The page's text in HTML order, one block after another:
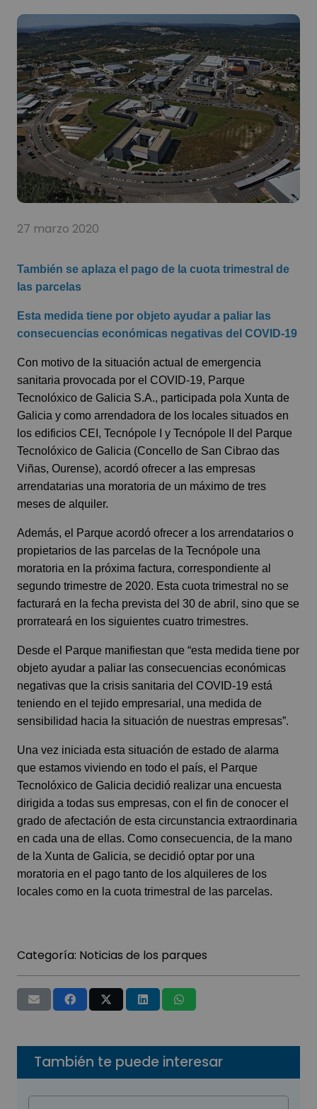
27 marzo 2020
También se aplaza el pago de la cuota trimestral de
las parcelas
Esta medida tiene por objeto ayudar a paliar las
consecuencias económicas negativas del COVID-19
Con motivo de la situación actual de emergencia
sanitaria provocada por el COVID-19, Parque
Tecnolóxico de Galicia S.A., participada pola Xunta de
Galicia y como arrendadora de los locales situados en
los edificios CEI, Tecnópole I y Tecnópole II del Parque
Tecnolóxico de Galicia (Concello de San Cibrao das
Viñas, Ourense), acordó ofrecer a las empresas
arrendatarias una moratoria de un máximo de tres
meses de alquiler.
Además, el Parque acordó ofrecer a los arrendatarios o
propietarios de las parcelas de la Tecnópole una
moratoria en la próxima factura, correspondiente al
segundo trimestre de 2020. Esta cuota trimestral no se
facturará en la fecha prevista del 30 de abril, sino que se
prorrateará en los siguientes cuatro trimestres.
Desde el Parque manifiestan que “esta medida tiene por
objeto ayudar a paliar las consecuencias económicas
negativas que la crisis sanitaria del COVID-19 está
teniendo en el tejido empresarial, una medida de
sensibilidad hacia la situación de nuestras empresas”.
Una vez iniciada esta situación de estado de alarma
que estamos viviendo en todo el país, el Parque
Tecnolóxico de Galicia decidió realizar una encuesta
dirigida a todas sus empresas, con el fin de conocer el
grado de afectación de esta circunstancia extraordinaria
en cada una de ellas. Como consecuencia, de la mano
de la Xunta de Galicia, se decidió optar por una
moratoria en el pago tanto de los alquileres de los
locales como en la cuota trimestral de las parcelas.
Categoría: Noticias de los parques
También te puede interesar